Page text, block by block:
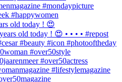
old today ! 😍